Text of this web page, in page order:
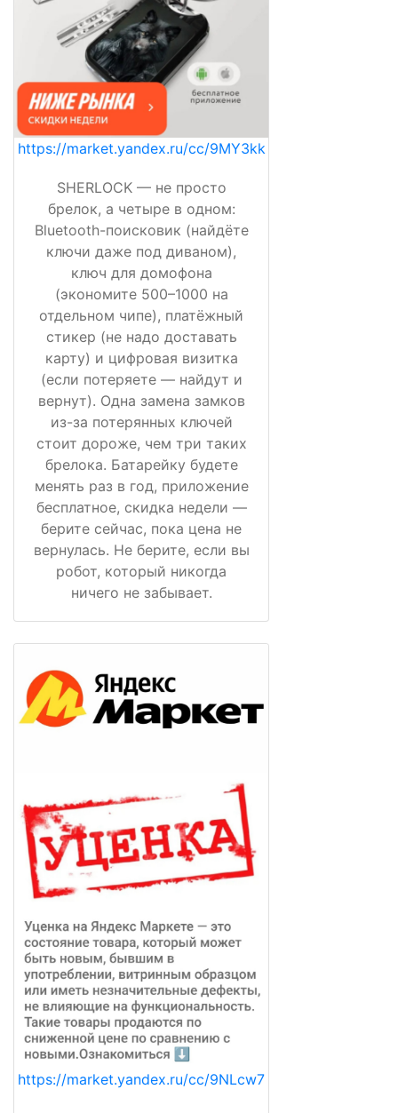
https://market.yandex.ru/cc/9MY3kk
SHERLOCK — не просто
брелок, а четыре в одном:
Bluetooth-поисковик (найдёте
ключи даже под диваном),
ключ для домофона
(экономите 500–1000 на
отдельном чипе), платёжный
стикер (не надо доставать
карту) и цифровая визитка
(если потеряете — найдут и
вернут). Одна замена замков
из-за потерянных ключей
стоит дороже, чем три таких
брелока. Батарейку будете
менять раз в год, приложение
бесплатное, скидка недели —
берите сейчас, пока цена не
вернулась. Не берите, если вы
робот, который никогда
ничего не забывает.
https://market.yandex.ru/cc/9NLcw7